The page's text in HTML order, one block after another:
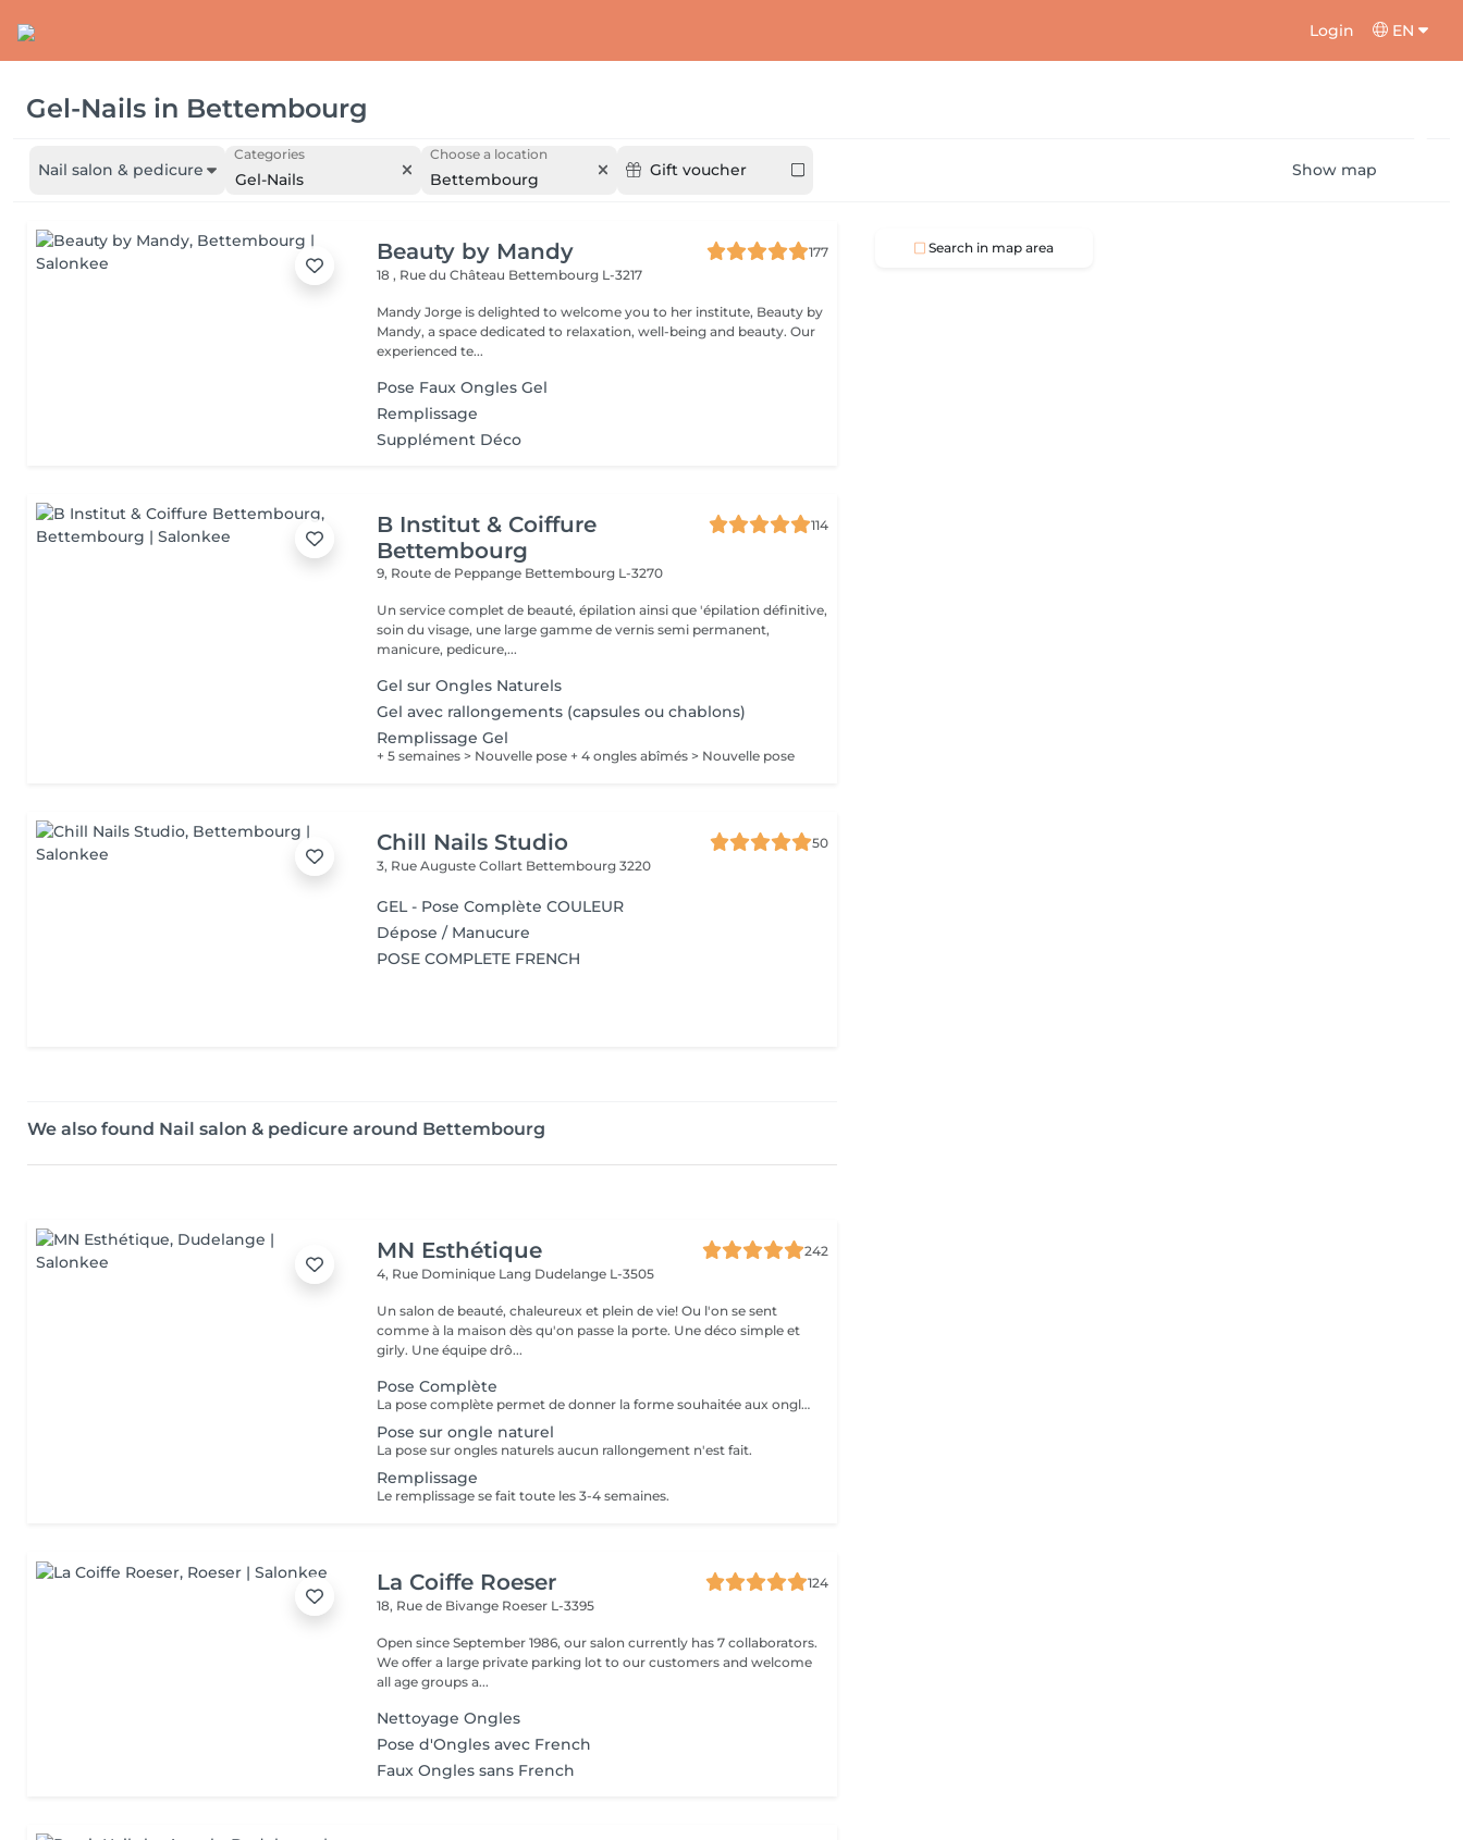
Login EN
Gel-Nails in Bettembourg
Nail salon & pedicure
Categories
Gel-Nails
Choose a location
Bettembourg Gift voucher Show map
Beauty by Mandy
177
18 , Rue du Château Bettembourg L-3217
Mandy Jorge is delighted to welcome you to her institute, Beauty by
Mandy, a space dedicated to relaxation, well-being and beauty. Our
experienced te...
Pose Faux Ongles Gel
Remplissage
Supplément Déco
B Institut & Coiffure
Bettembourg
114
9, Route de Peppange Bettembourg L-3270
Un service complet de beauté, épilation ainsi que 'épilation définitive,
soin du visage, une large gamme de vernis semi permanent,
manicure, pedicure,...
Gel sur Ongles Naturels
Gel avec rallongements (capsules ou chablons)
Remplissage Gel
+ 5 semaines > Nouvelle pose + 4 ongles abîmés > Nouvelle pose
Chill Nails Studio
50
3, Rue Auguste Collart Bettembourg 3220
GEL - Pose Complète COULEUR
Dépose / Manucure
POSE COMPLETE FRENCH
We also found Nail salon & pedicure around Bettembourg
MN Esthétique
242
4, Rue Dominique Lang Dudelange L-3505
Un salon de beauté, chaleureux et plein de vie! Ou l'on se sent
comme à la maison dès qu'on passe la porte. Une déco simple et
girly. Une équipe drô...
Pose Complète
La pose complète permet de donner la forme souhaitée aux ongles en rallongeant avec le Chablon.
Pose sur ongle naturel
La pose sur ongles naturels aucun rallongement n'est fait.
Remplissage
Le remplissage se fait toute les 3-4 semaines.
La Coiffe Roeser
124
18, Rue de Bivange Roeser L-3395
Open since September 1986, our salon currently has 7 collaborators.
We offer a large private parking lot to our customers and welcome
all age groups a...
Nettoyage Ongles
Pose d'Ongles avec French
Faux Ongles sans French
Search in map area